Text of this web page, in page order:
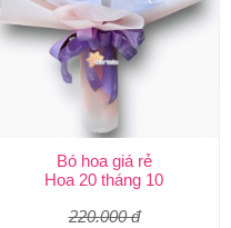
Bó hoa giá rẻ
Hoa 20 tháng 10
220.000 đ